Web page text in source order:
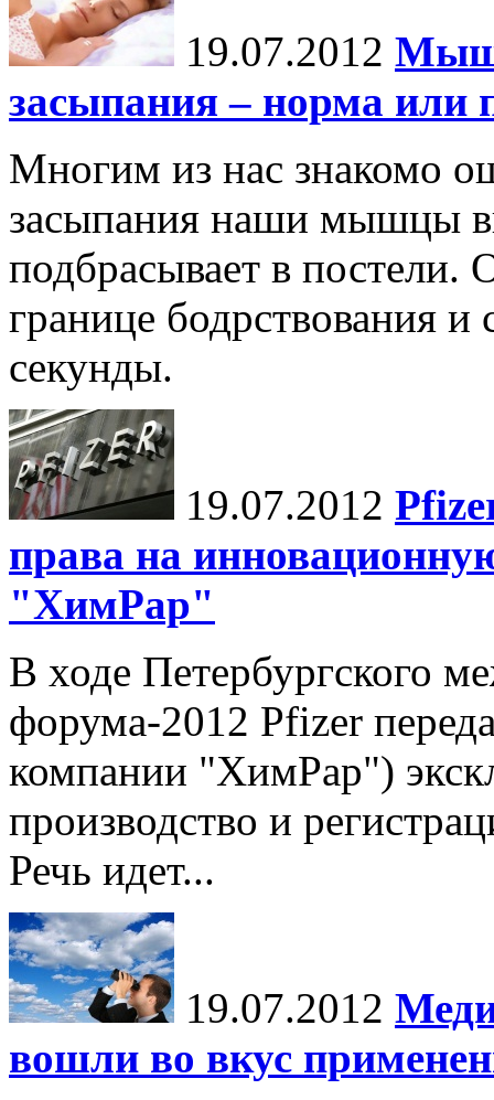
19.07.2012
засыпания – норма или
Многим из нас знакомо
засыпания наши мышцы
подбрасывает в постели.
границе бодрствования
секунды.
19.07.2012
права на
"ХимРар"
В ходе Петербургского
форума-2012 Pfizer
компании "ХимРар")
производство и
Речь идет...
19.07.2012
вошли во вкус